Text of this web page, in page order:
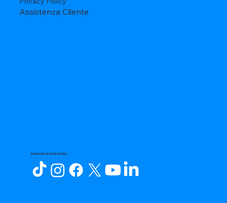
Assistenza Cliente
SEGUICI SUI SOCIAL